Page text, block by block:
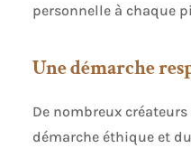
personnelle à chaque
Une démarche
De nombreux
démarche éthique et